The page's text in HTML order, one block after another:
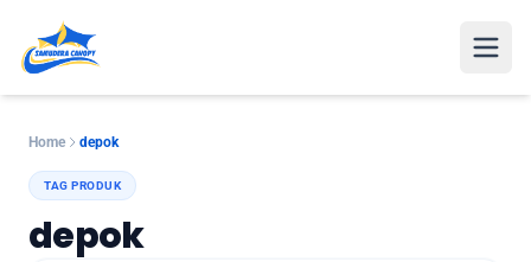
Home depok
TAG PRODUK
depok